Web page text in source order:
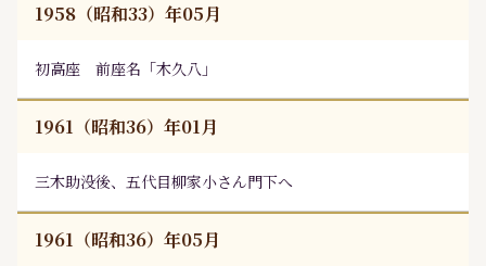
1958（昭和33）年05月
初高座 前座名「木久八」
1961（昭和36）年01月
三木助没後、五代目柳家小さん門下へ
1961（昭和36）年05月